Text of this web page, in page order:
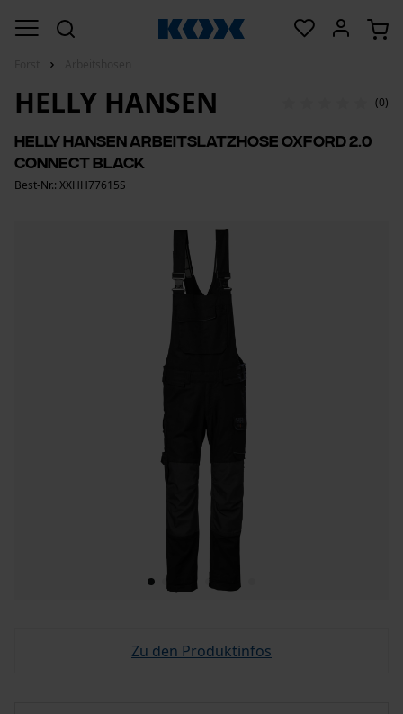
HELLY HANSEN (0)
Helly Hansen Arbeitslatzhose Oxford 2.0
Connect Black
Best-Nr.: XXHH77615S
Zu den Produktinfos